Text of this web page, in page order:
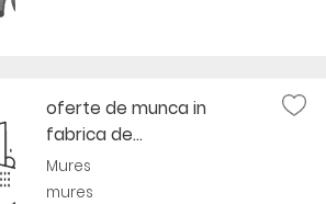
oferte de munca in
fabrica de...
Mures
mures